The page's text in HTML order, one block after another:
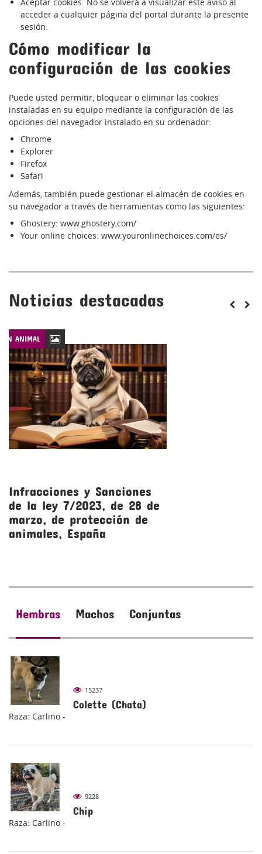
acceder a cualquier página del portal durante la presente
sesión.
Cómo modificar la
configuración de las cookies
Puede usted permitir, bloquear o eliminar las cookies
instaladas en su equipo mediante la configuración de las
opciones del navegador instalado en su ordenador:
Chrome
Explorer
Firefox
Safari
Además, también puede gestionar el almacén de cookies en
su navegador a través de herramientas como las siguientes:
Ghostery: www.ghostery.com/
Your online choices: www.youronlinechoices.com/es/
Noticias destacadas
ANIMAL
Infracciones y Sanciones
de la ley 7/2023, de 28 de
marzo, de protección de
animales, España
Hembras Machos Conjuntas
15237
Colette (Chata)
Raza: Carlino -
9228
Chip
Raza: Carlino -